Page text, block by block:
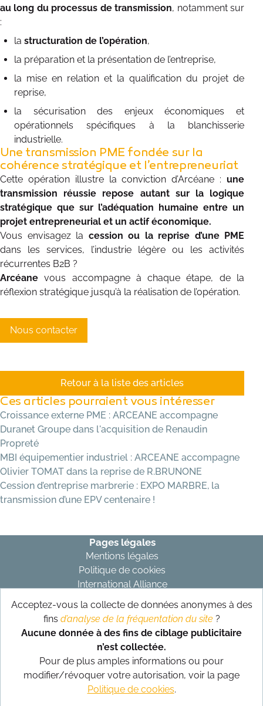
au long du processus de transmission, notamment sur
:
la structuration de l’opération,
la préparation et la présentation de l’entreprise,
la mise en relation et la qualification du projet de
reprise,
la sécurisation des enjeux économiques et
opérationnels spécifiques à la blanchisserie
industrielle.
Une transmission PME fondée sur la
cohérence stratégique et l’entrepreneuriat
Cette opération illustre la conviction d’Arcéane : une
transmission réussie repose autant sur la logique
stratégique que sur l’adéquation humaine entre un
projet entrepreneurial et un actif économique.
Vous envisagez la cession ou la reprise d’une PME
dans les services, l’industrie légère ou les activités
récurrentes B2B ?
Arcéane vous accompagne à chaque étape, de la
réflexion stratégique jusqu’à la réalisation de l’opération.
Nous contacter
Retour à la liste des articles
Ces articles pourraient vous intéresser
Croissance externe PME : ARCEANE accompagne
Duranet Groupe dans l'acquisition de Renaudin
Propreté
MBI équipementier industriel : ARCEANE accompagne
Olivier TOMAT dans la reprise de R.BRUNONE
Cession d’entreprise marbrerie : EXPO MARBRE, la
transmission d’une EPV centenaire !
Pages légales
Mentions légales
Politique de cookies
International Alliance
Conception et réalisation
Abonnez-vous à notre newsletter
S’abonner
Suivez-nous sur nos réseaux
Acceptez-vous la collecte de données anonymes à des
fins d’analyse de la fréquentation du site ?
Aucune donnée à des fins de ciblage publicitaire
n’est collectée.
Pour de plus amples informations ou pour
modifier/révoquer votre autorisation, voir la page
Politique de cookies.